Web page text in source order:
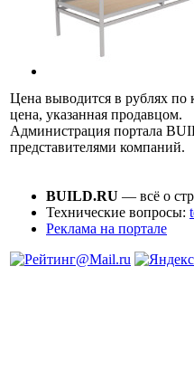
Цена выводится в рублях по
цена, указанная продавцом.
Администрация портала
представителями компаний.
BUILD.RU — всё о
Технические вопросы:
Реклама на портале